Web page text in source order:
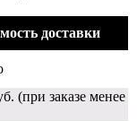
доставки
(при заказе менее